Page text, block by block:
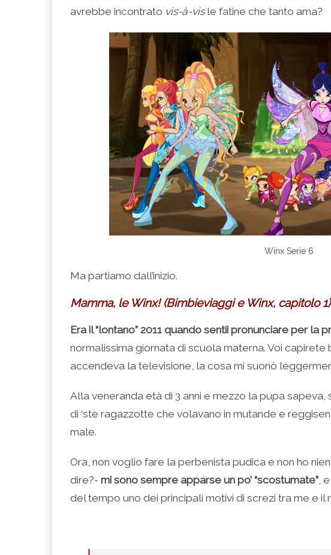
avrebbe incontrato vis-à-visle fatine che tanto ama?
Winx Serie 6
Ma partiamo dall’inizio.
Mamma, le Winx! (Bimbieviaggi e Winx, capitolo 1)
Era il “lontano” 2011 quando sentii pronunciare per la
normalissima giornata di scuola materna. Voi capirete
accendeva la televisione, la cosa mi suonò
Alla veneranda età di 3 anni e mezzo la pupa sapeva,
di ‘ste ragazzotte che volavano in mutande e
male.
Ora, non voglio fare la perbenista pudica e non ho
dire?- mi sono sempre apparse un po’ “scostumate”,
del tempo uno dei principali motivi di screzi tra me e il